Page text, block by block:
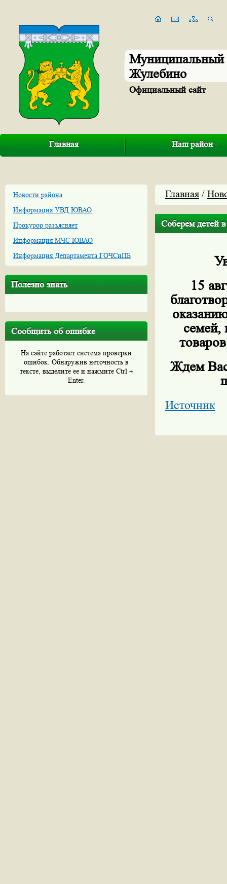
Муниципальный
Жулебино
Официальный сайт
Главная Наш район
Новости района
Информация УВД ЮВАО
Прокурор разъясняет
Информация МЧС ЮВАО
Информация Департамента ГОЧСиПБ
Полезно знать
Сообщить об ошибке
На сайте работает система проверки
ошибок. Обнаружив неточность в
тексте, выделите ее и нажмите Ctrl +
Enter.
Главная /
Соберем детей
15
семей,
Ждем
Источник